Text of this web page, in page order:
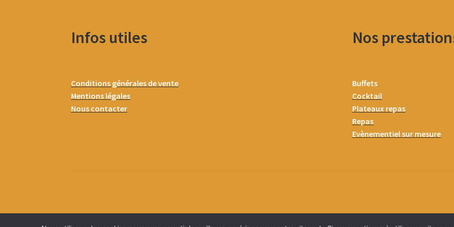
Infos utiles
Conditions générales de vente
Mentions légales
Nous contacter
Nos
Buffets
Cocktail
Plateaux repas
Repas
Evènementiel sur mesure